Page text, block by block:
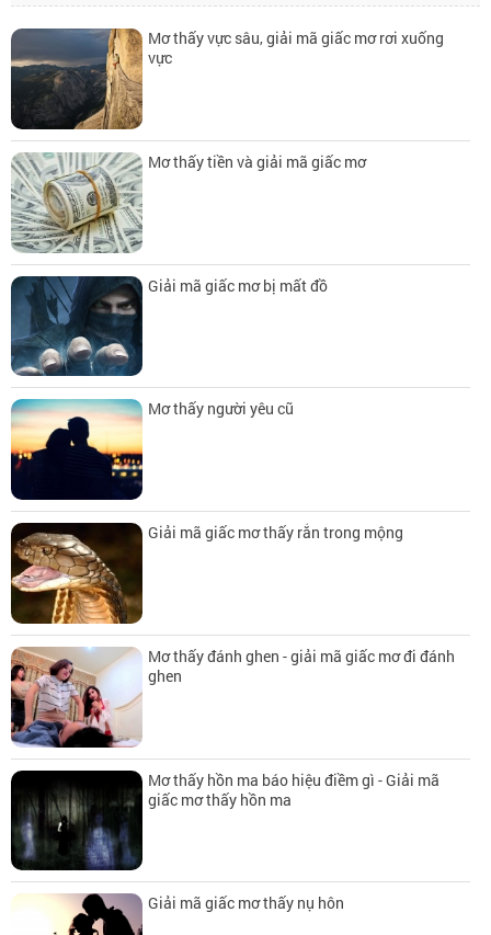
Mơ thấy vực sâu, giải mã giấc mơ rơi xuống
vực
Mơ thấy tiền và giải mã giấc mơ
Giải mã giấc mơ bị mất đồ
Mơ thấy người yêu cũ
Giải mã giấc mơ thấy rắn trong mộng
Mơ thấy đánh ghen - giải mã giấc mơ đi đánh
ghen
Mơ thấy hồn ma báo hiệu điềm gì - Giải mã
giấc mơ thấy hồn ma
Giải mã giấc mơ thấy nụ hôn